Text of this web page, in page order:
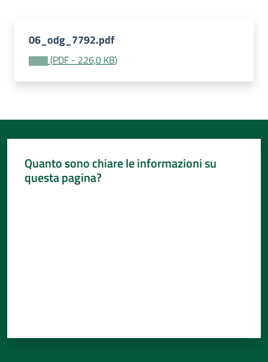
06_odg_7792.pdf
(PDF - 226,0 KB)
Quanto sono chiare le informazioni su
questa pagina?